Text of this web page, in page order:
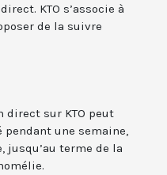
KTO s’associe à
de la suivre
direct sur KTO peut
une semaine,
jusqu’au terme de la